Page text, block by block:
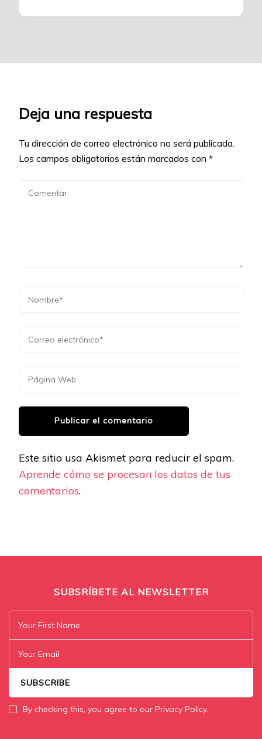
Deja una respuesta
Tu dirección de correo electrónico no será publicada.
Los campos obligatorios están marcados con *
Este sitio usa Akismet para reducir el spam.
Aprende cómo se procesan los datos de tus
comentarios.
SUBSRÍBETE AL NEWSLETTER
By checking this, you agree to our Privacy Policy.